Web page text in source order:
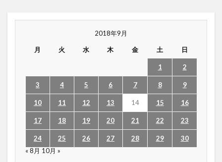
2018年9月
月 火 水 木 金 土 日
1 2
3 4 5 6 7 8 9
10 11 12 13 14 15 16
17 18 19 20 21 22 23
24 25 26 27 28 29
30
« 8月 10月 »